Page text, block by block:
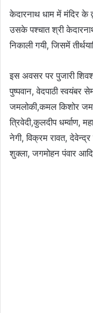
केदारनाथ धाम में मंदिर के
उसके पश्चात श्री
निकाली गयी, जिसमें
इस अवसर पर पुजारी
पुष्पवान, वेदपाठी स्वयंबर
जमलोकी,कमल किशोर
त्रिवेदी,कुलदीप धर्म्वाण,
नेगी, विक्रम रावत,
शुक्ला, जगमोहन पंवार